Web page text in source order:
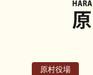
原村役場